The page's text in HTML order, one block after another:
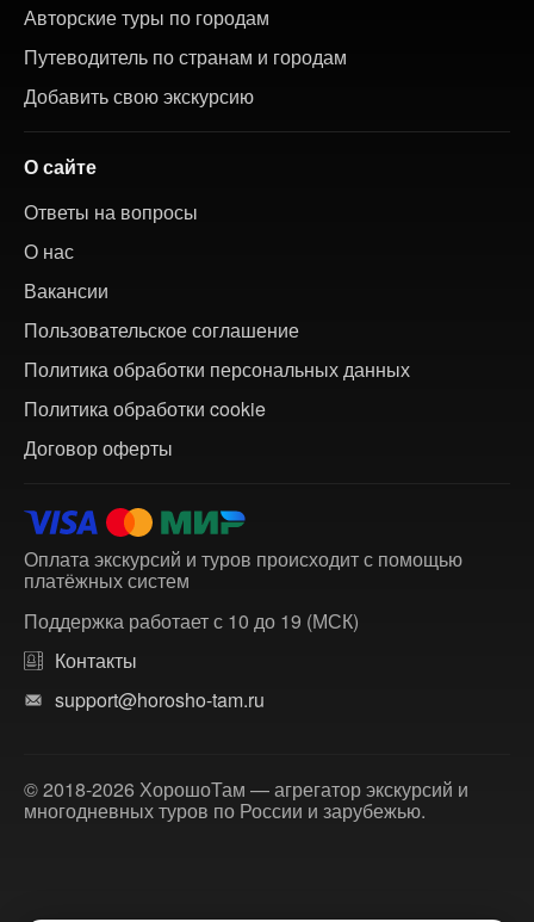
Авторские туры по городам
Путеводитель по странам и городам
Добавить свою экскурсию
О сайте
Ответы на вопросы
О нас
Вакансии
Пользовательское соглашение
Политика обработки персональных данных
Политика обработки cookie
Договор оферты
Оплата экскурсий и туров происходит с помощью
платёжных систем
Поддержка работает с 10 до 19 (МСК)
Контакты
support@horosho-tam.ru
© 2018-2026 ХорошоТам — агрегатор экскурсий и
многодневных туров по России и зарубежью.